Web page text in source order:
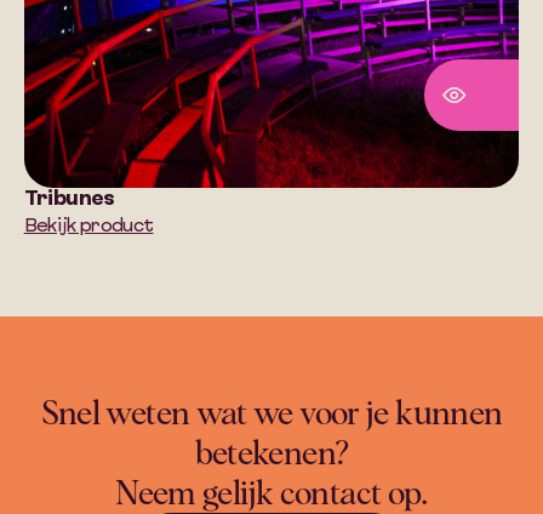
Tribunes
Bekijk product
Snel weten wat we voor je kunnen
betekenen?
Neem gelijk contact op.